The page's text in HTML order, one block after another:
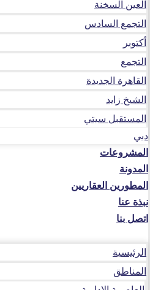
العين السخنة
التجمع السادس
أكتوبر
التجمع
القاهرة الجديدة
الشيخ زايد
المستقبل سيتي
دبي
المشروعات
المدونة
المطورين العقاريين
نبذة عنا
اتصل بنا
الرئيسية
المناطق